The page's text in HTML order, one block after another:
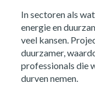
In sectoren als
energie en
veel kansen.
duurzamer,
professionals die
durven nemen.